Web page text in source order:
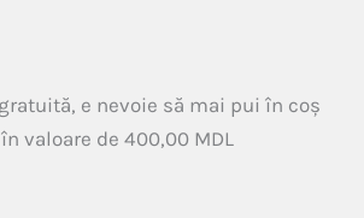
e nevoie să mai pui în coș
valoare de 400,00 MDL